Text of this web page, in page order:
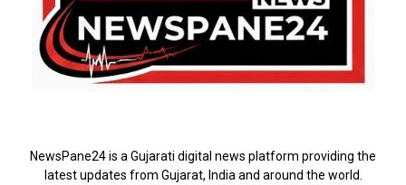
NewsPane24 is a Gujarati digital news platform providing the
latest updates from Gujarat, India and around the world.